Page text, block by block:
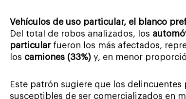
Vehículos de uso particular, el blanco
Del total de robos analizados, los
particularfueron los más afectados,
los camiones (33%) y, en menor
Este patrón sugiere que los
susceptibles de ser comercializados en